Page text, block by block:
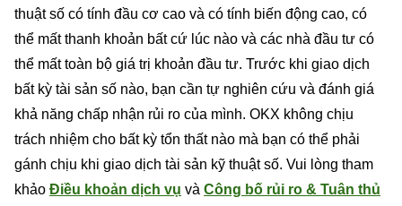
thuật số có tính đầu cơ cao và có tính biến động cao, có
thể mất thanh khoản bất cứ lúc nào và các nhà đầu tư có
thể mất toàn bộ giá trị khoản đầu tư. Trước khi giao dịch
bất kỳ tài sản số nào, bạn cần tự nghiên cứu và đánh giá
khả năng chấp nhận rủi ro của mình. OKX không chịu
trách nhiệm cho bất kỳ tổn thất nào mà bạn có thể phải
gánh chịu khi giao dịch tài sản kỹ thuật số. Vui lòng tham
khảo Điều khoản dịch vụ và Công bố rủi ro & Tuân thủ